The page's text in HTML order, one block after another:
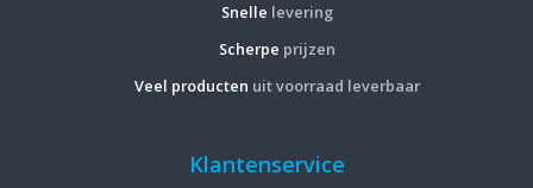
Snelle levering
Scherpe prijzen
Veel producten uit voorraad leverbaar
Klantenservice